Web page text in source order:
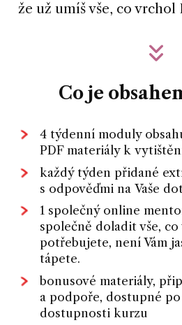
že už umíš vše, co
Co je
4 týdenní moduly
PDF materiály k
každý týden přidané
s odpověďmi na Vaše
1 společný online
společně doladit vše,
potřebujete, není Vám
tápete.
bonusové materiály,
a podpoře, dostupné
dostupnosti kurzu